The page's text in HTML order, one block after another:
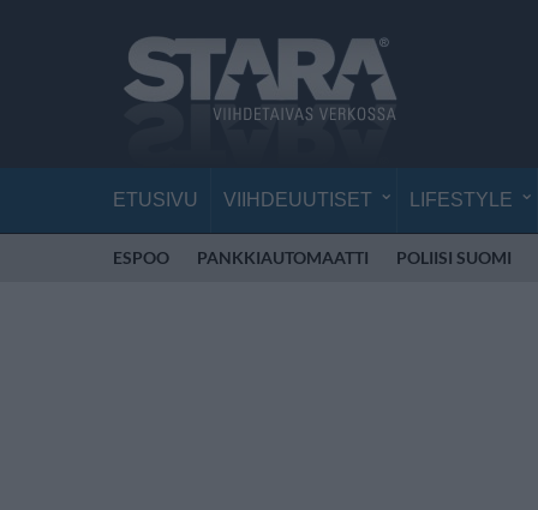
ETUSIVU VIIHDEUUTISET LIFESTYLE
ESPOO PANKKIAUTOMAATTI POLIISI SUOMI